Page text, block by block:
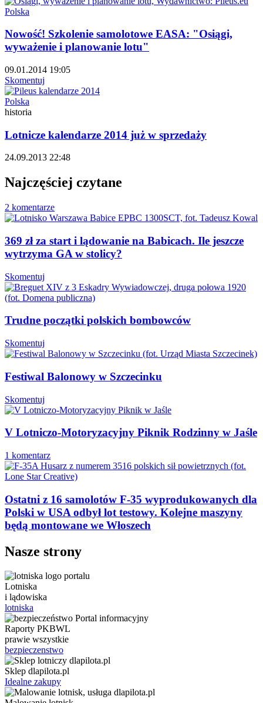
Polska
Nowość! Szkolenie samolotowe EASA: "Osiągi,
wyważenie i planowanie lotu"
09.01.2014 19:05
Skomentuj
Polska
historia
Lotnicze kalendarze 2014 już w sprzedaży
24.09.2013 22:48
Najczęściej czytane
2 komentarze
369 zł za start i lądowanie na Babicach. Ile jeszcze
wytrzyma GA w stolicy?
Skomentuj
Trudne początki polskich bombowców
Skomentuj
Festiwal Balonowy w Szczecinku
Skomentuj
V Lotniczo-Motoryzacyjny Piknik Rodzinny w Jaśle
1 komentarz
Ostatni z 16 samolotów F-35 wyprodukowanych dla
Polski w USA odbył lot testowy. Kolejne maszyny
będą montowane we Włoszech
Nasze strony
Lotniska
i lądowiska
lotniska
Raporty PKBWL
prawie wszystkie
bezpieczenstwo
Sklep dlapilota.pl
Idealne zakupy